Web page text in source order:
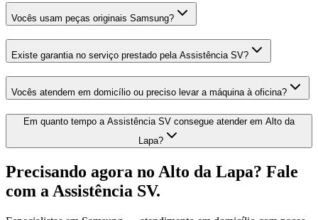
Vocês usam peças originais Samsung?
Existe garantia no serviço prestado pela Assistência SV?
Vocês atendem em domicílio ou preciso levar a máquina à oficina?
Em quanto tempo a Assistência SV consegue atender em Alto da
Lapa?
Precisando agora no Alto da Lapa? Fale
com a Assistência SV.